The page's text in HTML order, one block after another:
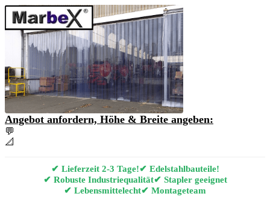
Angebot anfordern, Höhe & Breite angeben:
💬
📐
✔ Lieferzeit 2-3 Tage!✔ Edelstahlbauteile!
✔ Robuste Industriequalität✔ Stapler geeignet
✔ Lebensmittelecht✔ Montageteam